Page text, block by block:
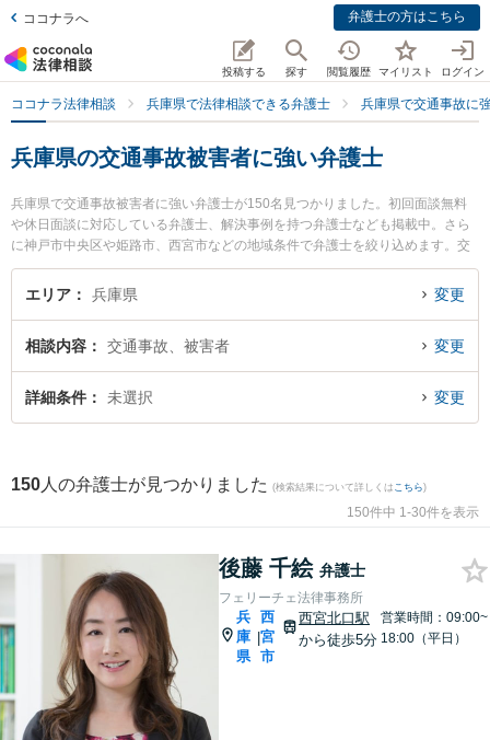
ココナラへ 弁護士の方はこちら
投稿する 探す 閲覧履歴 マイリスト ログイン
ココナラ法律相談 兵庫県で法律相談できる弁護士 兵庫県で交通事故に
兵庫県の交通事故被害者に強い弁護士
兵庫県で交通事故被害者に強い弁護士が150名見つかりました。初回面談無料
や休日面談に対応している弁護士、解決事例を持つ弁護士なども掲載中。さら
に神戸市中央区や姫路市、西宮市などの地域条件で弁護士を絞り込めます。交
通事故に関係する自動車事故やバイク事故、自転車事故等の細かな分野での絞
り込み検索もでき便利です。特にフェリーチェ法律事務所の後藤 千絵弁護士や
『兵庫県で土日や夜間に発生した交通事故被害者のトラブルを今すぐに弁護士
に相談したい』『交通事故被害者のトラブル解決の実績豊富な近くの弁護士を
検索したい』『初回相談無料で交通事故被害者を法律相談できる兵庫県内の弁
エリア 兵庫県 変更
相談内容 交通事故、被害者 変更
詳細条件 未選択 変更
150 人の弁護士が見つかりました (検索結果について詳しくは こちら)
150件中 1-30件を表示
後藤 千絵 弁護士
フェリーチェ法律事務所
兵
庫
県
|
西
宮
市
西宮北口駅
から徒歩5分
営業時間：09:00~
18:00（平日）